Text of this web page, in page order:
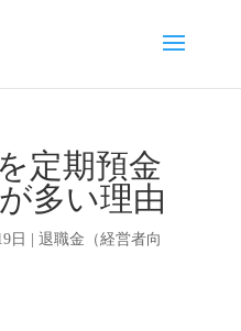
定期預金
多い理由
日
退職金（経営者向